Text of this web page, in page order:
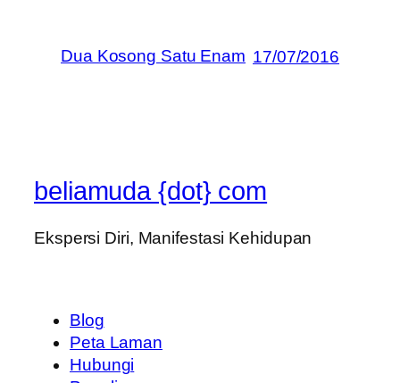
Dua Kosong Satu Enam 17/07/2016
beliamuda {dot} com
Ekspersi Diri, Manifestasi Kehidupan
Blog
Peta Laman
Hubungi